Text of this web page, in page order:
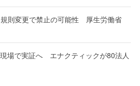
則変更で禁止の可能性 厚生労働省
場で実証へ エナクティックが80法人